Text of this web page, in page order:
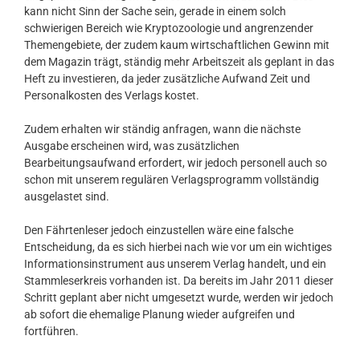
kann nicht Sinn der Sache sein, gerade in einem solch
schwierigen Bereich wie Kryptozoologie und angrenzender
Themengebiete, der zudem kaum wirtschaftlichen Gewinn mit
dem Magazin trägt, ständig mehr Arbeitszeit als geplant in das
Heft zu investieren, da jeder zusätzliche Aufwand Zeit und
Personalkosten des Verlags kostet.
Zudem erhalten wir ständig anfragen, wann die nächste
Ausgabe erscheinen wird, was zusätzlichen
Bearbeitungsaufwand erfordert, wir jedoch personell auch so
schon mit unserem regulären Verlagsprogramm vollständig
ausgelastet sind.
Den Fährtenleser jedoch einzustellen wäre eine falsche
Entscheidung, da es sich hierbei nach wie vor um ein wichtiges
Informationsinstrument aus unserem Verlag handelt, und ein
Stammleserkreis vorhanden ist. Da bereits im Jahr 2011 dieser
Schritt geplant aber nicht umgesetzt wurde, werden wir jedoch
ab sofort die ehemalige Planung wieder aufgreifen und
fortführen.